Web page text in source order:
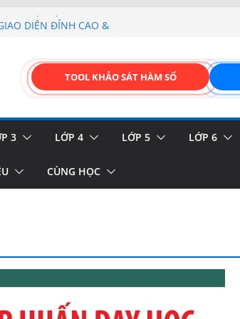
của thực vật
ONLINE KÉO THẢ –
và biển báo giao thông
TOOL KHẢO SÁT HÀM SỐ
3 LỚP 4 LỚP 5 LỚP 6
CÙNG HỌC